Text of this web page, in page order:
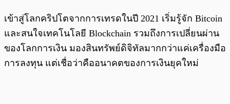
เข้าสู่โลกคริปโตจากการเทรดในปี 2021 เริ่มรู้จัก Bitcoin
และสนใจเทคโนโลยี Blockchain รวมถึงการเปลี่ยนผ่าน
ของโลกการเงิน มองสินทรัพย์ดิจิทัลมากกว่าแค่เครื่องมือ
การลงทุน แต่เชื่อว่าคืออนาคตของการเงินยุคใหม่